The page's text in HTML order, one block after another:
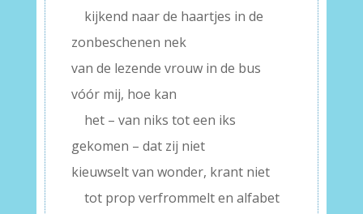
kijkend naar de haartjes in de
zonbeschenen nek
van de lezende vrouw in de bus
vóór mij, hoe kan
het – van niks tot een iks
gekomen – dat zij niet
kieuwselt van wonder, krant niet
tot prop verfrommelt en alfabet